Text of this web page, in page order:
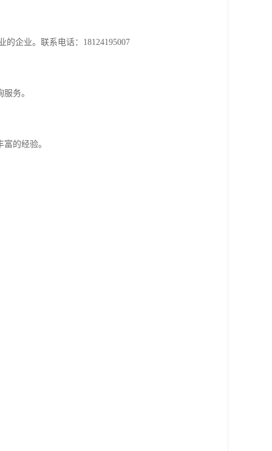
企业。联系电话：18124195007
务。
的经验。